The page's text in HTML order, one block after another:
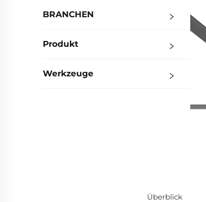
BRANCHEN
Produkt
Werkzeuge
Überblick